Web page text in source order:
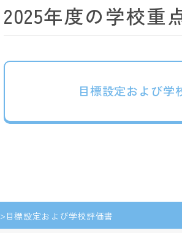
2025年度の学校重
目標設定および学
目標設定および学校評価書